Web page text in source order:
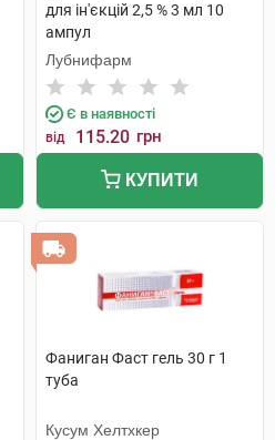
для ін'єкцій 2,5 % 3 мл 10
ампул
Лубнифарм
Є в наявності
від 115.20 грн
КУПИТИ
Фаниган Фаст гель 30 г 1
туба
Кусум Хелтхкер